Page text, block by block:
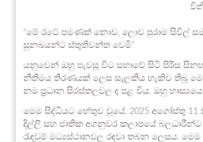
“මේ රටේ පමණක් නොව, ලොව පුරාම සිවිල්
සුනඛයන්ට ස්තුතිවන්ත වෙමි”
යනුවෙන් ඔහු පැවසූ විට සභාවේ සිටි පිරිස
නීතිමය තීරණයක් ලෙස සැලකිය හැකිව තිබූ
නම ප්‍රධාන සිරස්තලවල ද පළ විය. ඔහු
මෙම සිද්ධියට හේතුව වූයේ, 2025 අගෝස්තු
දිල්ලි සහ ජාතික අගනුවර කලාපයේ
රැඳවුම් මධ්‍යස්ථානවල රඳවා තබන ලෙසය.